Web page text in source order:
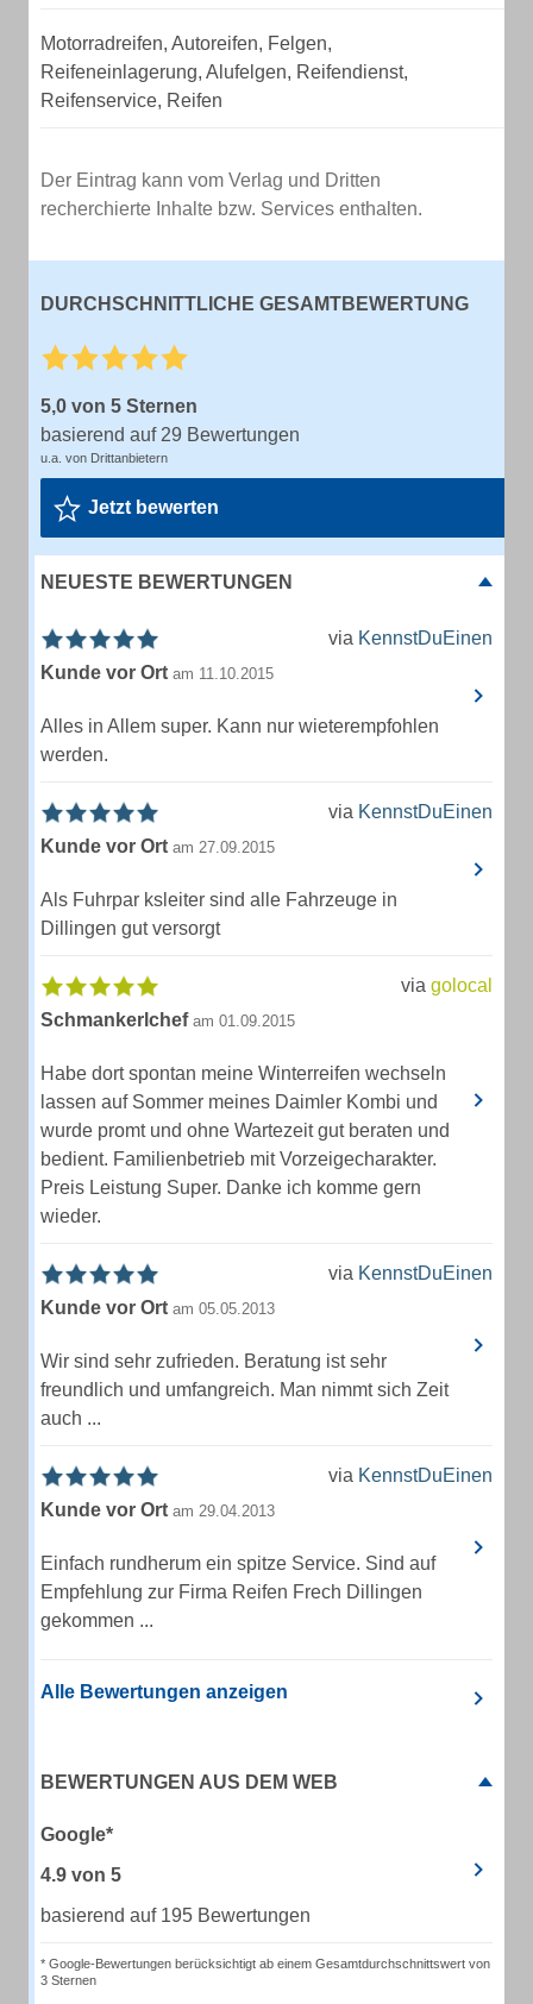
Motorradreifen, Autoreifen, Felgen,
Reifeneinlagerung, Alufelgen, Reifendienst,
Reifenservice, Reifen
Der Eintrag kann vom Verlag und Dritten
recherchierte Inhalte bzw. Services enthalten.
DURCHSCHNITTLICHE GESAMTBEWERTUNG
5,0 von 5 Sternen
basierend auf 29 Bewertungen
u.a. von Drittanbietern
Jetzt bewerten
NEUESTE BEWERTUNGEN
via KennstDuEinen
Kunde vor Ort am 11.10.2015
Alles in Allem super. Kann nur wieterempfohlen
werden.
via KennstDuEinen
Kunde vor Ort am 27.09.2015
Als Fuhrpar ksleiter sind alle Fahrzeuge in
Dillingen gut versorgt
via golocal
Schmankerlchefam 01.09.2015
Habe dort spontan meine Winterreifen wechseln
lassen auf Sommer meines Daimler Kombi und
wurde promt und ohne Wartezeit gut beraten und
bedient. Familienbetrieb mit Vorzeigecharakter.
Preis Leistung Super. Danke ich komme gern
wieder.
via KennstDuEinen
Kunde vor Ort am 05.05.2013
Wir sind sehr zufrieden. Beratung ist sehr
freundlich und umfangreich. Man nimmt sich Zeit
auch ...
via KennstDuEinen
Kunde vor Ort am 29.04.2013
Einfach rundherum ein spitze Service. Sind auf
Empfehlung zur Firma Reifen Frech Dillingen
gekommen ...
Alle Bewertungen anzeigen
BEWERTUNGEN AUS DEM WEB
Google*
4.9 von 5
basierend auf 195 Bewertungen
* Google-Bewertungen berücksichtigt ab einem Gesamtdurchschnittswert von
3 Sternen